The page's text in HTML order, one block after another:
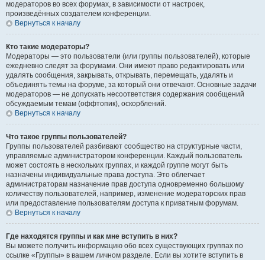
модераторов во всех форумах, в зависимости от настроек,
произведённых создателем конференции.
Вернуться к началу
Кто такие модераторы?
Модераторы — это пользователи (или группы пользователей), которые
ежедневно следят за форумами. Они имеют право редактировать или
удалять сообщения, закрывать, открывать, перемещать, удалять и
объединять темы на форуме, за который они отвечают. Основные задачи
модераторов — не допускать несоответствия содержания сообщений
обсуждаемым темам (оффтопик), оскорблений.
Вернуться к началу
Что такое группы пользователей?
Группы пользователей разбивают сообщество на структурные части,
управляемые администратором конференции. Каждый пользователь
может состоять в нескольких группах, и каждой группе могут быть
назначены индивидуальные права доступа. Это облегчает
администраторам назначение прав доступа одновременно большому
количеству пользователей, например, изменение модераторских прав
или предоставление пользователям доступа к приватным форумам.
Вернуться к началу
Где находятся группы и как мне вступить в них?
Вы можете получить информацию обо всех существующих группах по
ссылке «Группы» в вашем личном разделе. Если вы хотите вступить в